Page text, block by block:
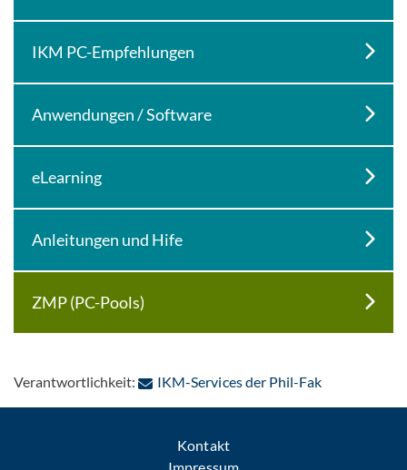
IKM PC-Empfehlungen
Anwendungen / Software
eLearning
Anleitungen und Hife
ZMP (PC-Pools)
Verantwortlichkeit: IKM-Services der Phil-Fak: Per E-Mail
Kontakt